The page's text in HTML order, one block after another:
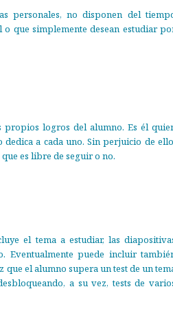
personales, no disponen del
que simplemente desean estudiar
logros del alumno. Es él
dedica a cada uno. Sin perjuicio de
es libre de seguir o no.
el tema a estudiar, las
Eventualmente puede incluir
que el alumno supera un test de un
a su vez, tests de